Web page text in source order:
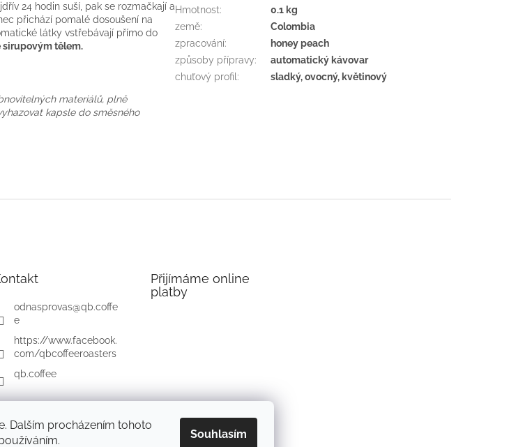
Dalším procházením tohoto
Souhlasím
24 hodin suší, pak se rozmačkají a
přichází pomalé dosoušení na
látky vstřebávají přímo do
sirupovým tělem.
materiálů, plně
kapsle do směsného
Hmotnost:
0.1 kg
země:
Colombia
zpracování:
honey peach
způsoby přípravy:
automatický kávovar
chuťový profil: sladký, ovocný, květinový
odnasprovas@qb.coffe
e
https://www.facebook.
com/qbcoffeeroasters
qb.coffee
Přijímáme online
platby